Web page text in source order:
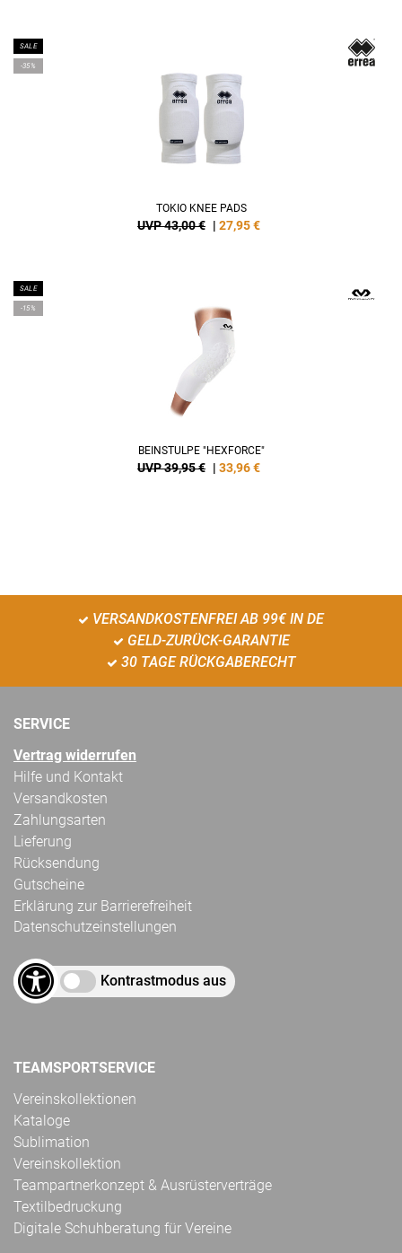
SALE
-35%
TOKIO KNEE PADS
UVP 43,00 € | 27,95€
SALE
-15%
BEINSTULPE "HEXFORCE"
UVP 39,95 € | 33,96€
VERSANDKOSTENFREI AB 99€ IN DE
GELD-ZURÜCK-GARANTIE
30 TAGE RÜCKGABERECHT
SERVICE
Vertrag widerrufen
Hilfe und Kontakt
Versandkosten
Zahlungsarten
Lieferung
Rücksendung
Gutscheine
Erklärung zur Barrierefreiheit
Datenschutzeinstellungen
Kontrastmodus aus
TEAMSPORTSERVICE
Vereinskollektionen
Kataloge
Sublimation
Vereinskollektion
Teampartnerkonzept & Ausrüsterverträge
Textilbedruckung
Digitale Schuhberatung für Vereine